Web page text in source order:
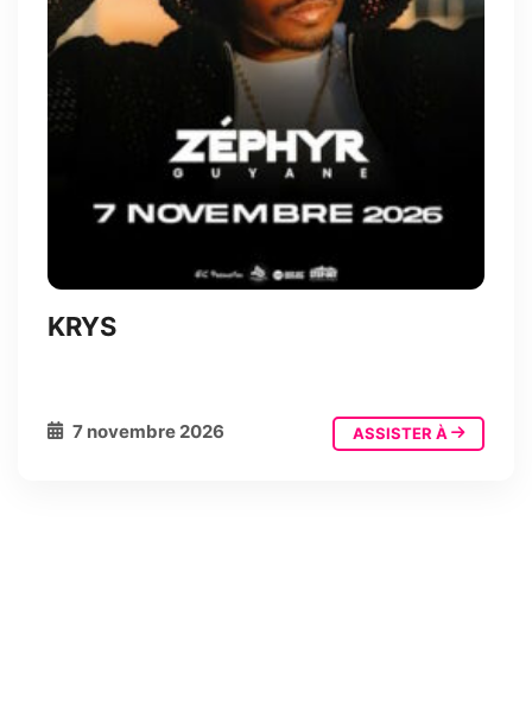
KRYS
7 novembre 2026 ASSISTER À